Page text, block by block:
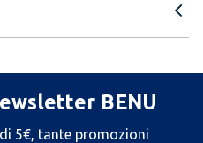
BENU
5€, tante promozioni